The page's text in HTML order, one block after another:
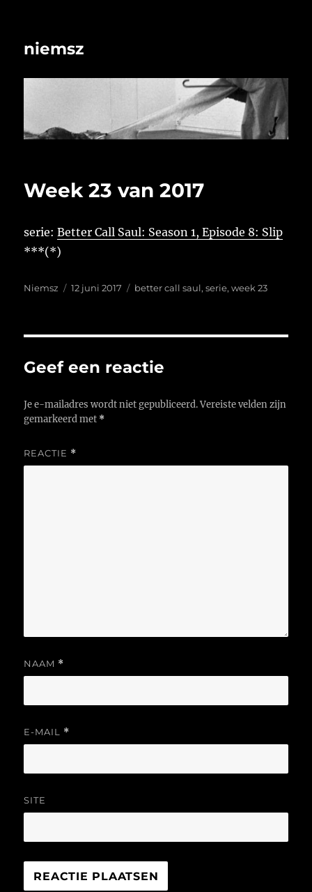
niemsz
Week 23 van 2017
serie:Better Call Saul: Season 1, Episode 8: Slip
***(*)
Auteur
Niemsz
Geplaatst
12 juni 2017 Tags
better call saul,serie,week 23
Geef een reactie
Je e-mailadres wordt niet gepubliceerd. Vereiste velden zijn
gemarkeerd met *
REACTIE *
NAAM *
E-MAIL *
SITE